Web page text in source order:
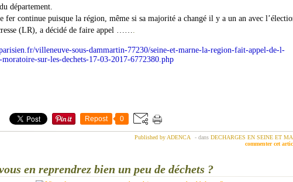
département.
fer continue puisque la région, même si sa majorité a changé il y a un an avec
(LR), a décidé de faire appel ……
villeneuve-sous-dammartin-77230/seine-et-marne-la-region-fait-appel-de-l-
sur-les-dechets-17-03-2017-6772380.php
Repost 0
Published by ADENCA - dans DECHARGES EN SEINE ET
commenter cet
en reprendrez bien un peu de déchets ?